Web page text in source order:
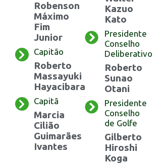
Robenson
Máximo
Fim
Junior
Capitão
Roberto
Massayuki
Hayacibara
Capitã
Marcia
Cilião
Guimarães
Ivantes
Kazuo
Kato
Presidente
Conselho
Deliberativo
Roberto
Sunao
Otani
Presidente
Conselho
de Golfe
Gilberto
Hiroshi
Koga